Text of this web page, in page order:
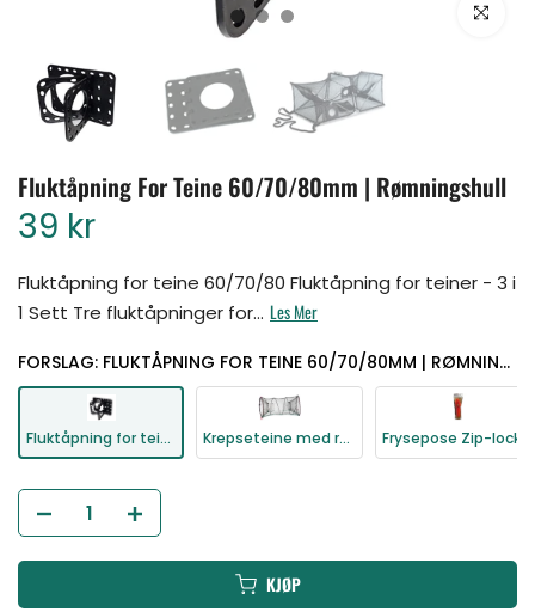
Klikk for å
Fluktåpning For Teine 60/70/80mm | Rømningshull
39 kr
Fluktåpning for teine 60/70/80 Fluktåpning for teiner - 3 i
1 Sett Tre fluktåpninger for... Les Mer
FORSLAG: FLUKTÅPNING FOR TEINE 60/70/80MM | RØMNINGSHULL
Fluktåpning for teine 60/70/80mm | Rømningshull Krepseteine med rømningsluke| Sammenleggbar
KJØP